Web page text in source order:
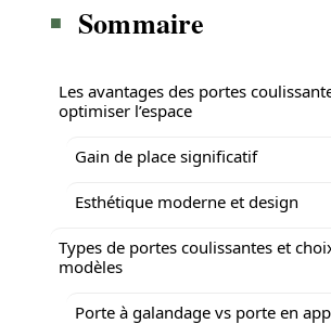
Sommaire
Les avantages des portes
optimiser l’espace
Gain de place significatif
Esthétique moderne et design
Types de portes coulissantes et
modèles
Porte à galandage vs porte en